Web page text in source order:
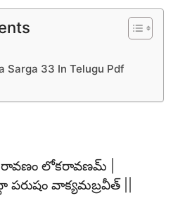
Sarga 33 In Telugu Pdf
లోకరావణమ్ |
పరుషం వాక్యమబ్రవీత్ ||